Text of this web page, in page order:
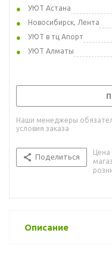
УЮТ Астана
Новосибирск, Лента
УЮТ в тц Апорт
УЮТ Алматы
Наши менеджеры
условия заказа
Поделиться
Цена
Описание